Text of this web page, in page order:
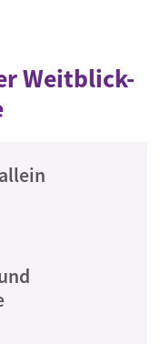
Weitblick-